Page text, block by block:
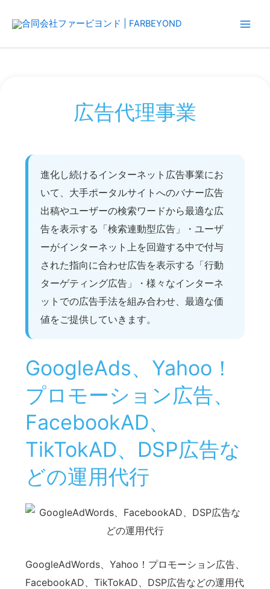
ス
広告代理事業
進化し続けるインターネット広告事業にお
いて、大手ポータルサイトへのバナー広告
出稿やユーザーの検索ワードから最適な広
告を表示する「検索連動型広告」・ユーザ
ーがインターネット上を回遊する中で付与
された指向に合わせ広告を表示する「行動
ターゲティング広告」・様々なインターネ
ットでの広告手法を組み合わせ、最適な価
値をご提供していきます。
GoogleAds、Yahoo！
プロモーション広告、
FacebookAD、
TikTokAD、DSP広告な
どの運用代行
GoogleAdWords、Yahoo！プロモーション広告、
FacebookAD、TikTokAD、DSP広告などの運用代